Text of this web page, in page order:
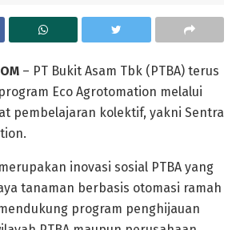
– PT Bukit Asam Tbk (PTBA) terus
Eco Agrotomation melalui
pembelajaran kolektif, yakni Sentra
inovasi sosial PTBA yang
tanaman berbasis otomasi ramah
program penghijauan